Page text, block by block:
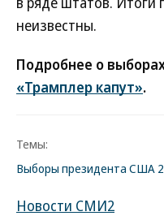
неизвестны.
Подробнее о
«Трамплер капут».
Темы:
Выборы президента США
Новости СМИ2